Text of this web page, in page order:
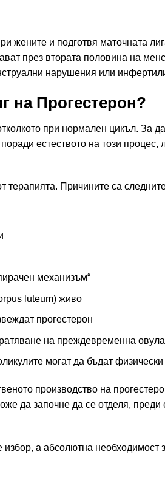
жените и подготвя маточната
през втората половина на
нарушения или
на Прогестерон?
при нормален цикъл. За
естеството на този
терапията. Причините са
механизъм“
luteum) живо
прогестерон
на преждевременна
могат да бъдат
производство на
да започне да се отделя,
а абсолютна необходимост